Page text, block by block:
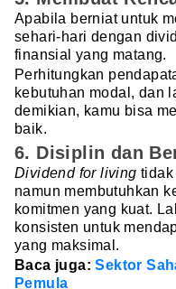
Apabila berniat untuk
sehari-hari dengan
finansial yang matang.
Perhitungkan
kebutuhan modal, dan
demikian, kamu bisa
baik.
6. Disiplin dan
Dividend for living tidak
namun membutuhkan
komitmen yang kuat.
konsisten untuk
yang maksimal.
Baca juga:Sektor
Pemula